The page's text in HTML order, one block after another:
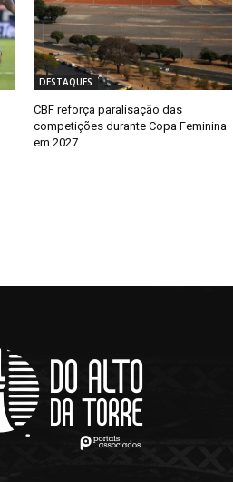
DESTAQUES
CBF reforça paralisação das
competições durante Copa Feminina
em 2027